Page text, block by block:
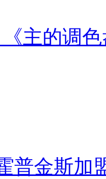
主的调
普金斯加